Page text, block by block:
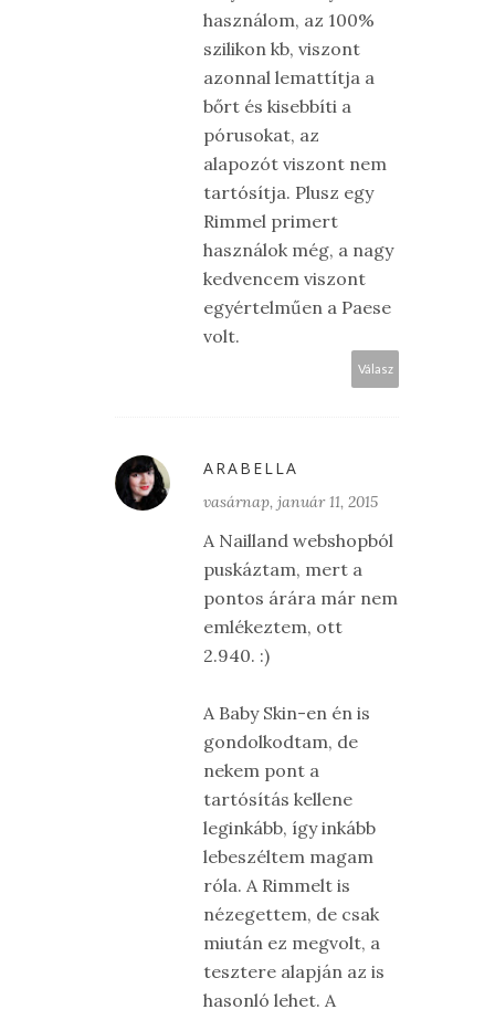
használom, az 100%
szilikon kb, viszont
azonnal lemattítja a
bőrt és kisebbíti a
pórusokat, az
alapozót viszont nem
tartósítja. Plusz egy
Rimmel primert
használok még, a nagy
kedvencem viszont
egyértelműen a Paese
volt.
Válasz
ARABELLA
vasárnap, január 11, 2015
A Nailland webshopból
puskáztam, mert a
pontos árára már nem
emlékeztem, ott
2.940. :)
A Baby Skin-en én is
gondolkodtam, de
nekem pont a
tartósítás kellene
leginkább, így inkább
lebeszéltem magam
róla. A Rimmelt is
nézegettem, de csak
miután ez megvolt, a
tesztere alapján az is
hasonló lehet. A